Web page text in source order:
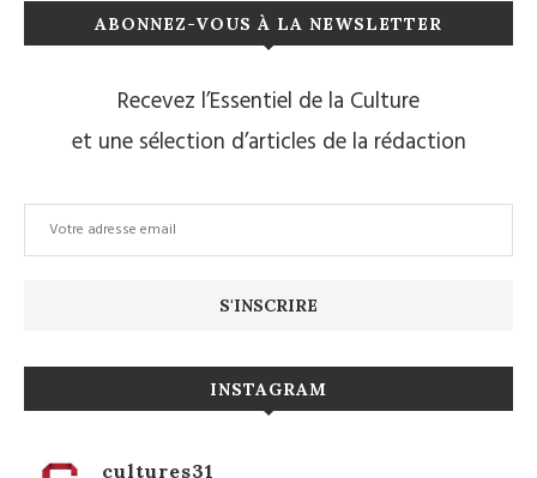
ABONNEZ-VOUS À LA NEWSLETTER
Recevez l’Essentiel de la Culture
et une sélection d’articles de la rédaction
INSTAGRAM
cultures31